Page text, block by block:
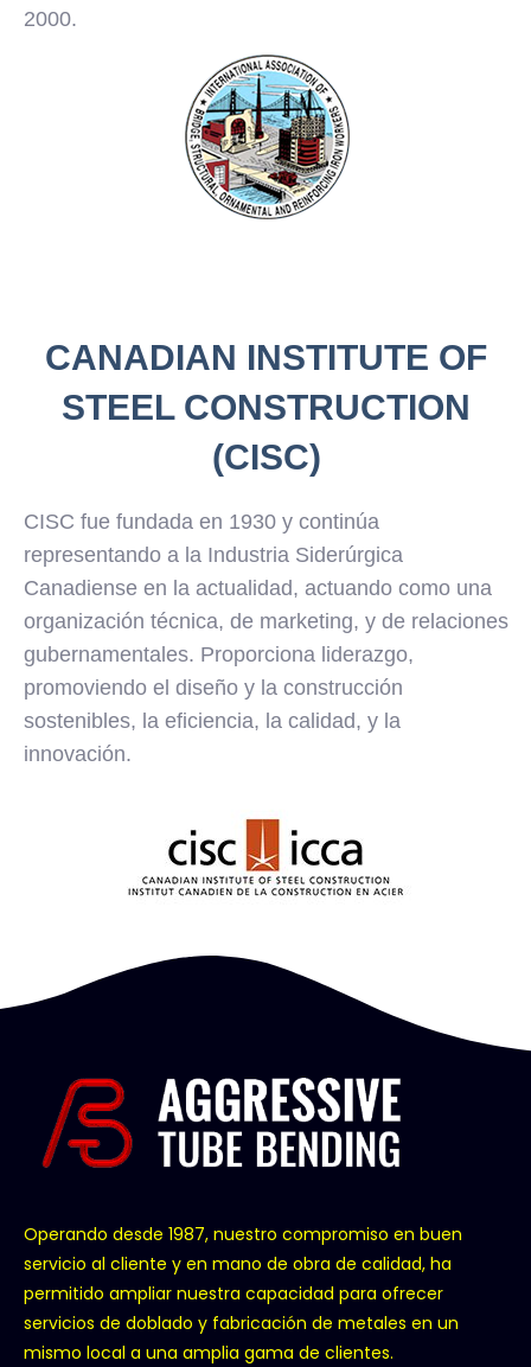
2000.
CANADIAN INSTITUTE OF
STEEL CONSTRUCTION
(CISC)
CISC fue fundada en 1930 y continúa
representando a la Industria Siderúrgica
Canadiense en la actualidad, actuando como una
organización técnica, de marketing, y de relaciones
gubernamentales. Proporciona liderazgo,
promoviendo el diseño y la construcción
sostenibles, la eficiencia, la calidad, y la
innovación.
Operando desde 1987, nuestro compromiso en buen
servicio al cliente y en mano de obra de calidad, ha
permitido ampliar nuestra capacidad para ofrecer
servicios de doblado y fabricación de metales en un
mismo local a una amplia gama de clientes.